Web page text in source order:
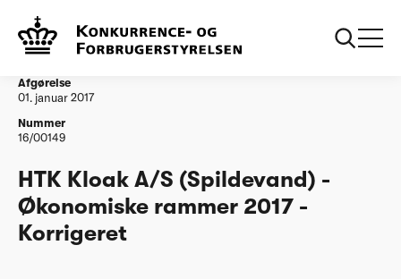
Vandtilsyn
rammer 2017 - Korrigeret
Afgørelse
01. januar 2017
Nummer
16/00149
HTK Kloak A/S (Spildevand) -
Økonomiske rammer 2017 -
Korrigeret